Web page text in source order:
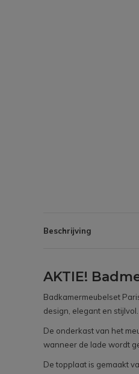
Beschrijving
AKTIE!
Badkamermeubelset
design, elegant en stijlvol.
De onderkast van het
wanneer de lade wordt
De topplaat is gemaakt